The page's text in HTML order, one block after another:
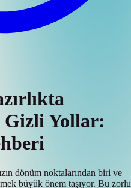
Gizli Yollar:
dönüm noktalarından biri ve
büyük önem taşıyor. Bu zorlu